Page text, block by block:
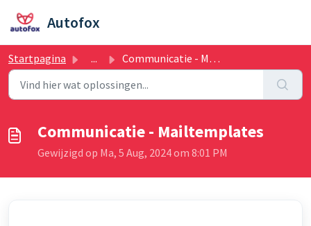
Autofox
Startpagina ... Communicatie - Mailtemplates
Communicatie - Mailtemplates
Gewijzigd op Ma, 5 Aug, 2024 om 8:01 PM